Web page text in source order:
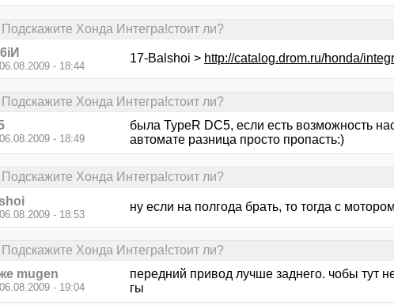
Подскажите Хонда Интегра!стоит ли?
- 18:44
17-Balshoi > http://catalog.drom.ru/honda/
Подскажите Хонда Интегра!стоит ли?
- 18:49
была TypeR DC5, если есть возможность
автомате разница просто пропасть:)
Подскажите Хонда Интегра!стоит ли?
- 18:53
ну если на полгода брать, то тогда с
Подскажите Хонда Интегра!стоит ли?
mugen
- 19:04
передний привод лучше заднего. чобы тут
гы